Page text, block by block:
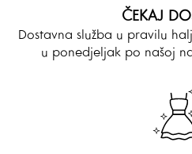
ČEKAJ
Dostavna služba u pravilu
u ponedjeljak po našoj